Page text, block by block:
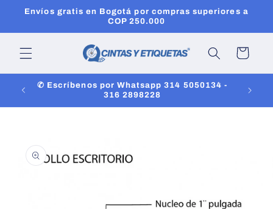
directamente
Envíos gratis en Bogotá por compras superiores a
COP 250.000
Carrito
✆ Escríbenos por Whatsapp 314 5050134 -
316 2898228
información